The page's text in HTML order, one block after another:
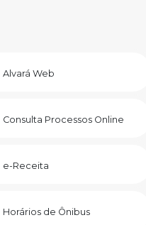
Alvará Web
Consulta Processos Online
e-Receita
Horários de Ônibus